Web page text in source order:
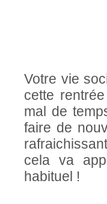
Votre vie
cette
mal de
faire de
cela va
habituel !